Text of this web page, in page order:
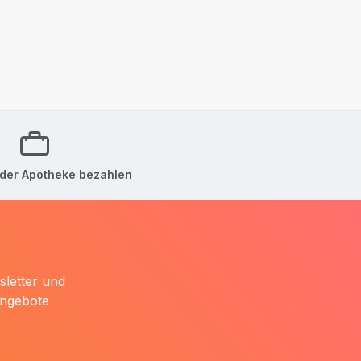
Apotheke bezahlen
und